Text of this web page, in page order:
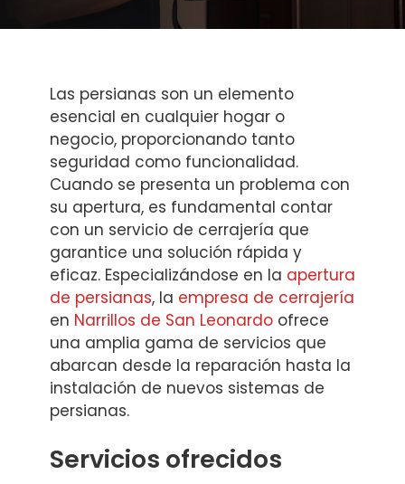
Las persianas son un elemento
esencial en cualquier hogar o
negocio, proporcionando tanto
seguridad como funcionalidad.
Cuando se presenta un problema con
su apertura, es fundamental contar
con un servicio de cerrajería que
garantice una solución rápida y
eficaz. Especializándose en la apertura
de persianas, la empresa de cerrajería
en Narrillos de San Leonardo ofrece
una amplia gama de servicios que
abarcan desde la reparación hasta la
instalación de nuevos sistemas de
persianas.
Servicios ofrecidos